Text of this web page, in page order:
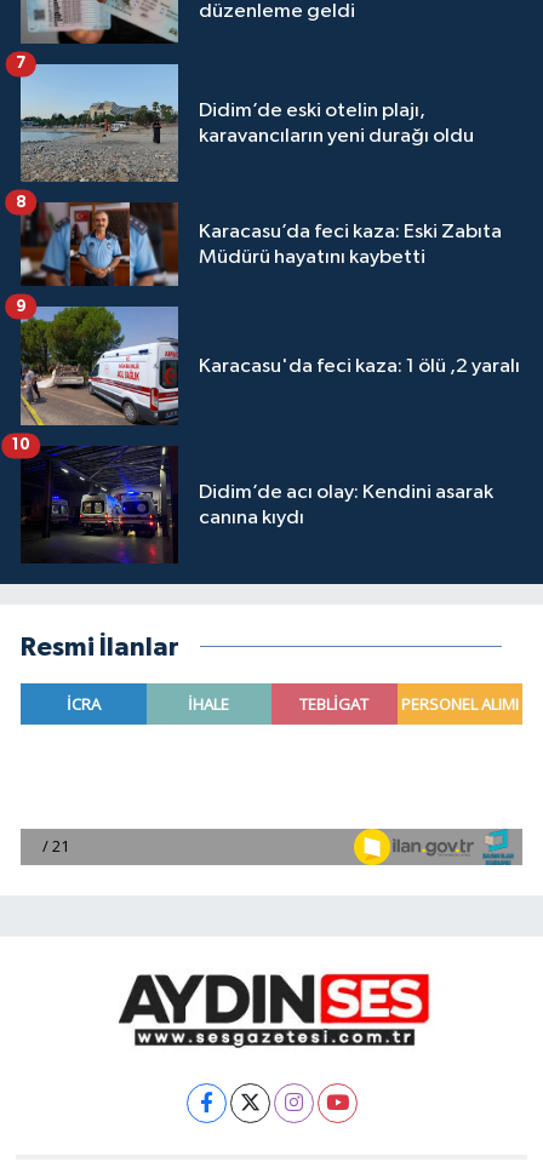
düzenleme geldi
Didim’de eski otelin plajı,
karavancıların yeni durağı oldu
7
Karacasu’da feci kaza: Eski Zabıta
Müdürü hayatını kaybetti
8
Karacasu'da feci kaza: 1 ölü ,2 yaralı
9
Didim’de acı olay: Kendini asarak
canına kıydı
10
Resmi İlanlar